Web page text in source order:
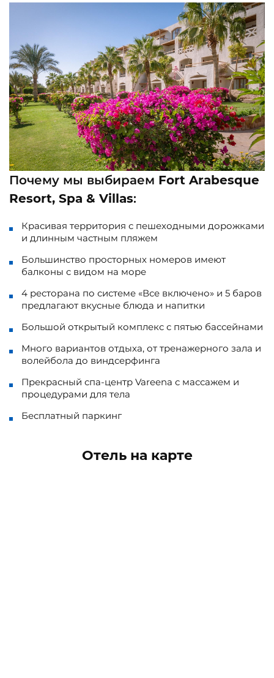
Почему мы выбираем Fort Arabesque
Resort, Spa & Villas:
Красивая территория с пешеходными дорожками
и длинным частным пляжем
Большинство просторных номеров имеют
балконы с видом на море
4 ресторана по системе «Все включено» и 5 баров
предлагают вкусные блюда и напитки
Большой открытый комплекс с пятью бассейнами
Много вариантов отдыха, от тренажерного зала и
волейбола до виндсерфинга
Прекрасный спа-центр Vareena с массажем и
процедурами для тела
Бесплатный паркинг
Отель на карте